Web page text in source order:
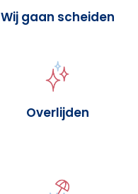
Wij gaan scheiden
Overlijden